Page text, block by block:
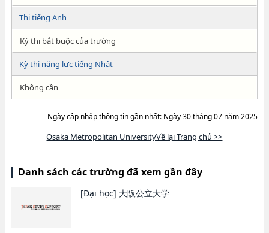
Thi tiếng Anh
Kỳ thi bắt buộc của trường
Kỳ thi năng lực tiếng Nhật
Không cần
Ngày cập nhập thông tin gần nhất: Ngày 30 tháng 07 năm 2025
Osaka Metropolitan UniversityVề lại Trang chủ >>
Danh sách các trường đã xem gần đây
[Đại học] 大阪公立大学